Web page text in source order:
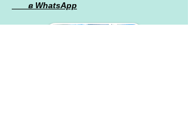
в WhatsApp